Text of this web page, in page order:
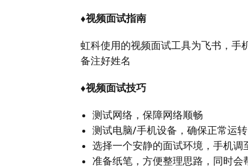
♦视频面试指南
虹科使用的视频面试工具为飞书，手
备注好姓名
♦视频面试技巧
测试网络，保障网络顺畅
测试电脑/手机设备，确保正常运
选择一个安静的面试环境，手机调
准备纸笔，方便整理思路，同时会